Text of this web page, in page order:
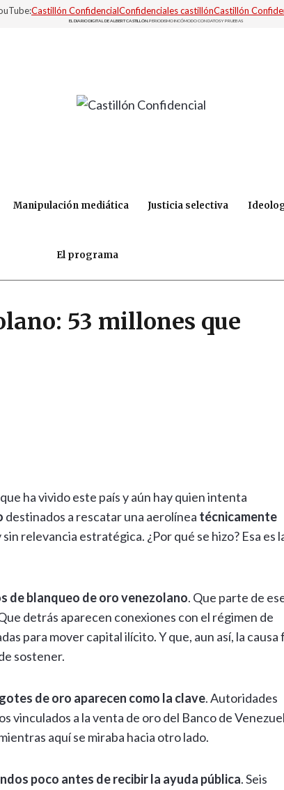
Castillón ConfidencialConfidenciales castillónCastillón
EL DIARIO DIGITAL DE ALBERT CASTILLÓN. PERIODISMO INCÓMODO CON DATOS Y PRUEBAS
Manipulación mediática Justicia selectiva
El programa
53 millones que
ha vivido este país y aún hay quien intenta
destinados a rescatar una aerolínea técnicamente
relevancia estratégica. ¿Por qué se hizo? Esa es
de blanqueo de oro venezolano. Que parte de
detrás aparecen conexiones con el régimen de
para mover capital ilícito. Y que, aun así, la causa
sostener.
de oro aparecen como la clave. Autoridades
a la venta de oro del Banco de
aquí se miraba hacia otro lado.
poco antes de recibir la ayuda pública. Seis